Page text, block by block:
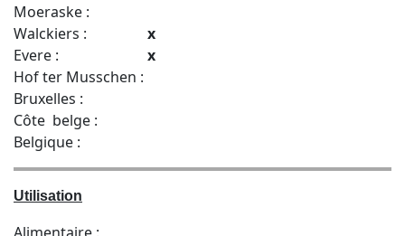
Moeraske :
Walckiers :
x
Evere :
x
Hof ter Musschen :
Bruxelles :
Côte belge :
Belgique :
Utilisation
Alimentaire :